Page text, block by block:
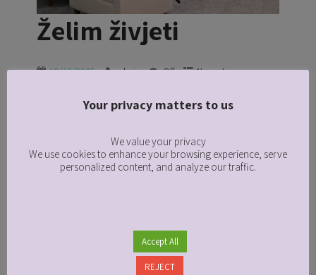
Želim živjeti
19/12/2025 admin Off Novosti
— projekta psihosocijalne podrške inspiriranog
“16...
Your privacy matters to us